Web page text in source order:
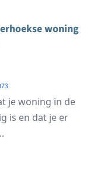
woning
je woning in de
is en dat je er